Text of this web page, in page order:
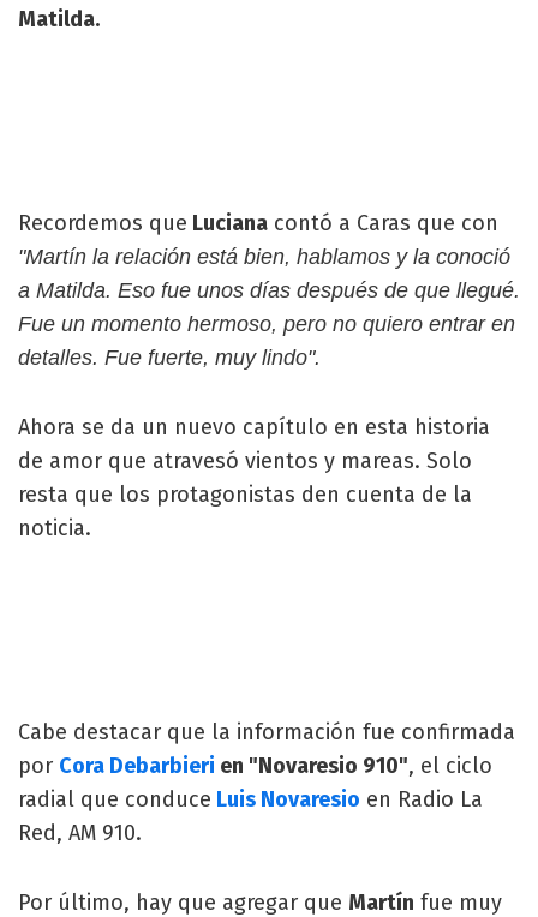
Matilda.
Recordemos que Luciana contó a Caras que con
"Martín la relación está bien, hablamos y la conoció
a Matilda. Eso fue unos días después de que llegué.
Fue un momento hermoso, pero no quiero entrar en
detalles. Fue fuerte, muy lindo".
Ahora se da un nuevo capítulo en esta historia
de amor que atravesó vientos y mareas. Solo
resta que los protagonistas den cuenta de la
noticia.
Cabe destacar que la información fue confirmada
por Cora Debarbieri en "Novaresio 910", el ciclo
radial que conduce Luis Novaresio en Radio La
Red, AM 910.
Por último, hay que agregar que Martín fue muy